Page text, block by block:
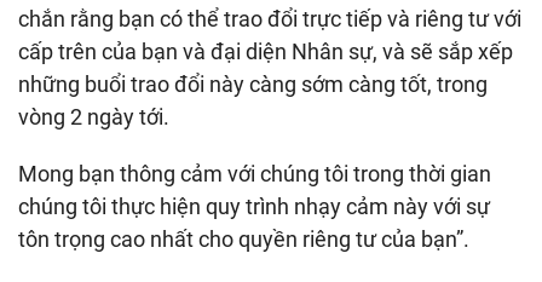
chắn rằng bạn có thể trao đổi trực tiếp và riêng tư với
cấp trên của bạn và đại diện Nhân sự, và sẽ sắp xếp
những buổi trao đổi này càng sớm càng tốt, trong
vòng 2 ngày tới.
Mong bạn thông cảm với chúng tôi trong thời gian
chúng tôi thực hiện quy trình nhạy cảm này với sự
tôn trọng cao nhất cho quyền riêng tư của bạn”.